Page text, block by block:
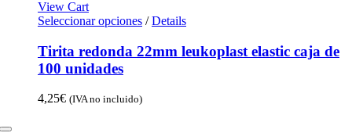
View Cart
Seleccionar opciones / Details
Tirita redonda 22mm leukoplast elastic caja de
100 unidades
4,25€ (IVA no incluido)
Toggle